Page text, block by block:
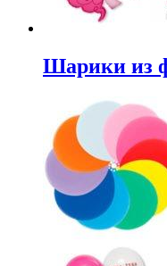
Шарики из